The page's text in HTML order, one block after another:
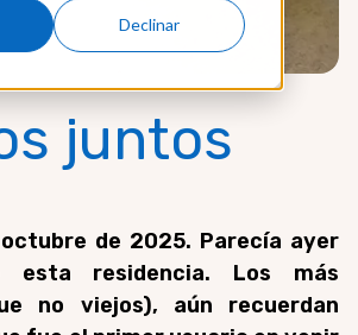
Declinar
juntos
de 2025. Parecía ayer
esta residencia. Los más
no viejos), aún recuerdan